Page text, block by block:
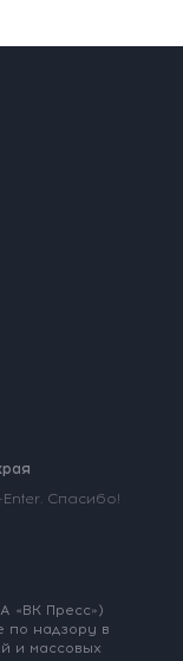
Спасибо!
«ВК Пресс»)
по надзору в
и массовых